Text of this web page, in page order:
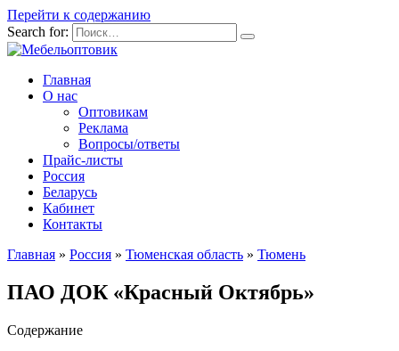
Перейти к содержанию
Search for:
Главная
О нас
Оптовикам
Реклама
Вопросы/ответы
Прайс-листы
Россия
Беларусь
Кабинет
Контакты
Главная » Россия » Тюменская область » Тюмень
ПАО ДОК «Красный Октябрь»
Содержание